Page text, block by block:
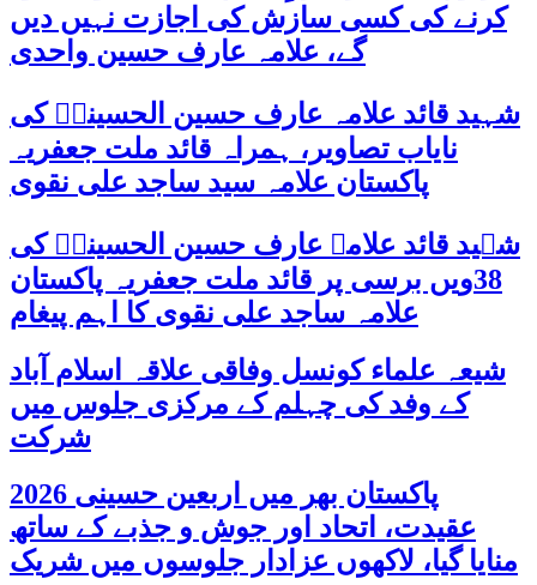
کرنے کی کسی سازش کی اجازت نہیں دیں
گے، علامہ عارف حسین واحدی
شہید قائد علامہ عارف حسین الحسینیؒ کی
نایاب تصاویر، ہمراہ قائد ملت جعفریہ
پاکستان علامہ سید ساجد علی نقوی
شہید قائد علامہ عارف حسین الحسینیؒ کی
38ویں برسی پر قائد ملت جعفریہ پاکستان
علامہ ساجد علی نقوی کا اہم پیغام
شیعہ علماء کونسل وفاقی علاقہ اسلام آباد
کے وفد کی چہلم کے مرکزی جلوس میں
شرکت
پاکستان بھر میں اربعین حسینی 2026
عقیدت، اتحاد اور جوش و جذبے کے ساتھ
منایا گیا، لاکھوں عزادار جلوسوں میں شریک